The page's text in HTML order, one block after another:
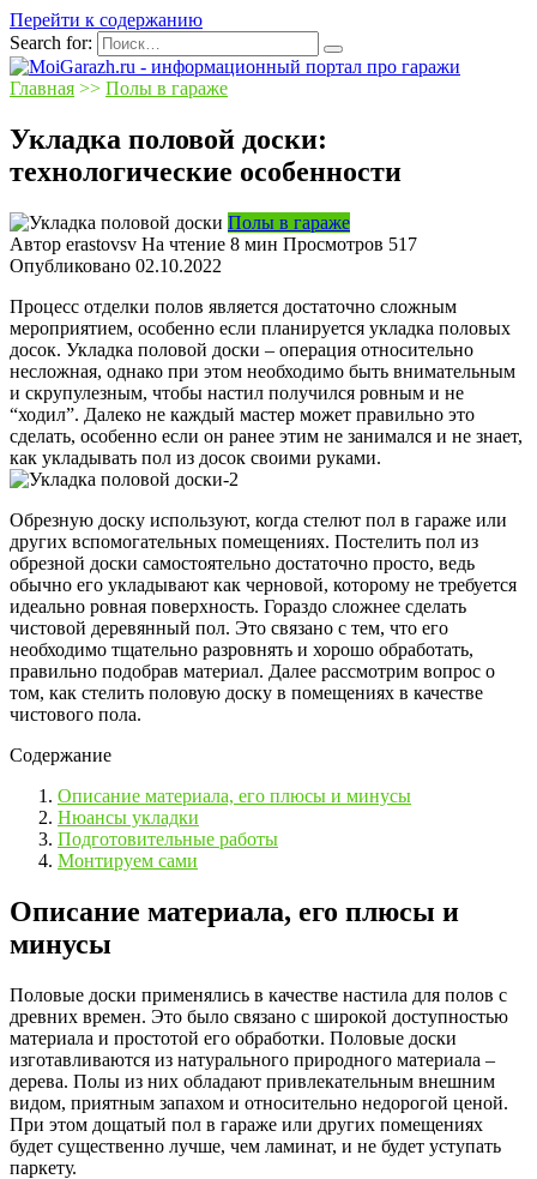
Перейти к содержанию
Search for:
Главная >> Полы в гараже
Укладка половой доски:
технологические особенности
Полы в гараже
Автор erastovsv На чтение 8 мин Просмотров 517
Опубликовано 02.10.2022
Процесс отделки полов является достаточно сложным
мероприятием, особенно если планируется укладка половых
досок. Укладка половой доски – операция относительно
несложная, однако при этом необходимо быть внимательным
и скрупулезным, чтобы настил получился ровным и не
“ходил”. Далеко не каждый мастер может правильно это
сделать, особенно если он ранее этим не занимался и не знает,
как укладывать пол из досок своими руками.
Обрезную доску используют, когда стелют пол в гараже или
других вспомогательных помещениях. Постелить пол из
обрезной доски самостоятельно достаточно просто, ведь
обычно его укладывают как черновой, которому не требуется
идеально ровная поверхность. Гораздо сложнее сделать
чистовой деревянный пол. Это связано с тем, что его
необходимо тщательно разровнять и хорошо обработать,
правильно подобрав материал. Далее рассмотрим вопрос о
том, как стелить половую доску в помещениях в качестве
чистового пола.
Содержание
Описание материала, его плюсы и минусы
Нюансы укладки
Подготовительные работы
Монтируем сами
Описание материала, его плюсы и
минусы
Половые доски применялись в качестве настила для полов с
древних времен. Это было связано с широкой доступностью
материала и простотой его обработки. Половые доски
изготавливаются из натурального природного материала –
дерева. Полы из них обладают привлекательным внешним
видом, приятным запахом и относительно недорогой ценой.
При этом дощатый пол в гараже или других помещениях
будет существенно лучше, чем ламинат, и не будет уступать
паркету.